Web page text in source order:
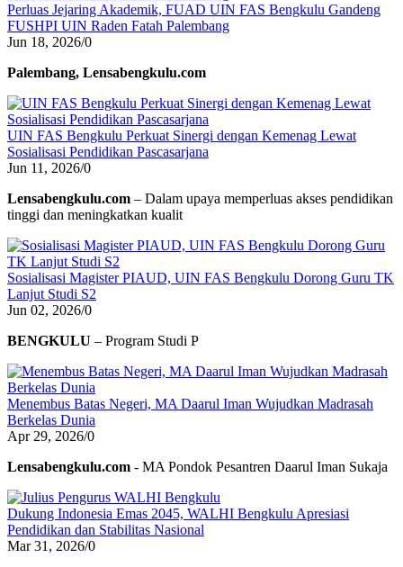
Perluas Jejaring Akademik, FUAD UIN FAS Bengkulu Gandeng
FUSHPI UIN Raden Fatah Palembang
Jun 18, 2026/0
Palembang, Lensabengkulu.com
UIN FAS Bengkulu Perkuat Sinergi dengan Kemenag Lewat
Sosialisasi Pendidikan Pascasarjana
Jun 11, 2026/0
Lensabengkulu.com – Dalam upaya memperluas akses pendidikan
tinggi dan meningkatkan kualit
Sosialisasi Magister PIAUD, UIN FAS Bengkulu Dorong Guru TK
Lanjut Studi S2
Jun 02, 2026/0
BENGKULU – Program Studi P
Menembus Batas Negeri, MA Daarul Iman Wujudkan Madrasah
Berkelas Dunia
Apr 29, 2026/0
Lensabengkulu.com - MA Pondok Pesantren Daarul Iman Sukaja
Dukung Indonesia Emas 2045, WALHI Bengkulu Apresiasi
Pendidikan dan Stabilitas Nasional
Mar 31, 2026/0